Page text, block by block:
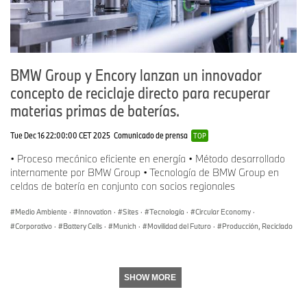
BMW Group y Encory lanzan un innovador
concepto de reciclaje directo para recuperar
materias primas de baterías.
Tue Dec 16 22:00:00 CET 2025 Comunicado de prensa TOP
• Proceso mecánico eficiente en energía • Método desarrollado
internamente por BMW Group • Tecnología de BMW Group en
celdas de batería en conjunto con socios regionales
Medio Ambiente · Innovation · Sites · Tecnología · Circular Economy ·
Corporativo · Battery Cells · Munich · Movilidad del Futuro · Producción, Reciclado
SHOW MORE